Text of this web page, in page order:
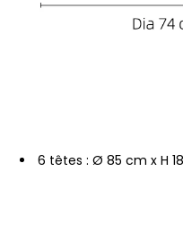
6 têtes : Ø 85 cm x H